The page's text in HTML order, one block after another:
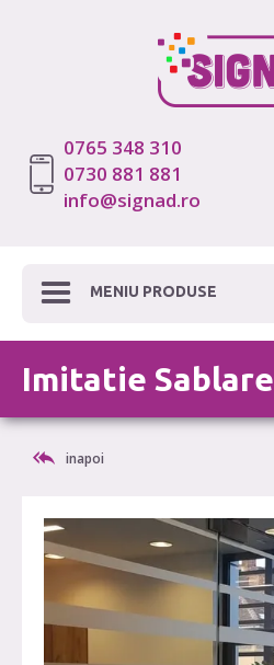
0765 348 310
0730 881 881
info@signad.ro
MENIU PRODUSE
Imitatie Sablare
inapoi